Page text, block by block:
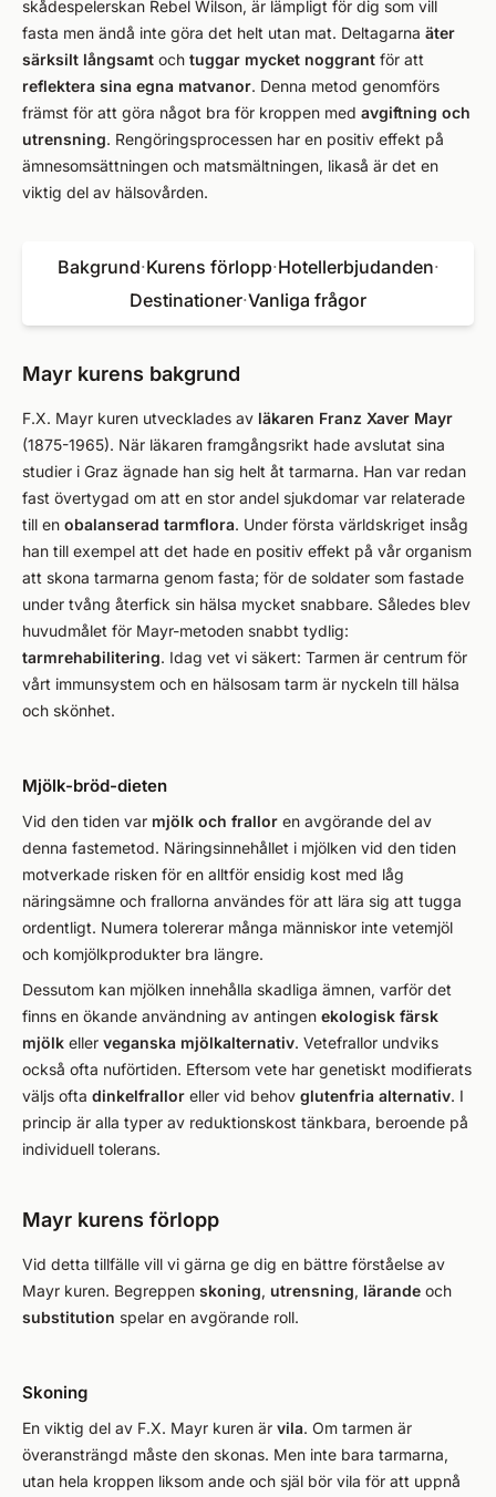
skådespelerskan Rebel Wilson, är lämpligt för dig som vill
fasta men ändå inte göra det helt utan mat. Deltagarna äter
särksilt långsamt och tuggar mycket noggrant för att
reflektera sina egna matvanor. Denna metod genomförs
främst för att göra något bra för kroppen med avgiftning och
utrensning. Rengöringsprocessen har en positiv effekt på
ämnesomsättningen och matsmältningen, likaså är det en
viktig del av hälsovården.
Bakgrund·Kurens förlopp·Hotellerbjudanden·
Destinationer·Vanliga frågor
Mayr kurens bakgrund
F.X. Mayr kuren utvecklades av läkaren Franz Xaver Mayr
(1875-1965). När läkaren framgångsrikt hade avslutat sina
studier i Graz ägnade han sig helt åt tarmarna. Han var redan
fast övertygad om att en stor andel sjukdomar var relaterade
till en obalanserad tarmflora. Under första världskriget insåg
han till exempel att det hade en positiv effekt på vår organism
att skona tarmarna genom fasta; för de soldater som fastade
under tvång återfick sin hälsa mycket snabbare. Således blev
huvudmålet för Mayr-metoden snabbt tydlig:
tarmrehabilitering. Idag vet vi säkert: Tarmen är centrum för
vårt immunsystem och en hälsosam tarm är nyckeln till hälsa
och skönhet.
Mjölk-bröd-dieten
Vid den tiden var mjölk och frallor en avgörande del av
denna fastemetod. Näringsinnehållet i mjölken vid den tiden
motverkade risken för en alltför ensidig kost med låg
näringsämne och frallorna användes för att lära sig att tugga
ordentligt. Numera tolererar många människor inte vetemjöl
och komjölkprodukter bra längre.
Dessutom kan mjölken innehålla skadliga ämnen, varför det
finns en ökande användning av antingen ekologisk färsk
mjölk eller veganska mjölkalternativ. Vetefrallor undviks
också ofta nuförtiden. Eftersom vete har genetiskt modifierats
väljs ofta dinkelfrallor eller vid behov glutenfria alternativ. I
princip är alla typer av reduktionskost tänkbara, beroende på
individuell tolerans.
Mayr kurens förlopp
Vid detta tillfälle vill vi gärna ge dig en bättre förståelse av
Mayr kuren. Begreppen skoning, utrensning, lärande och
substitution spelar en avgörande roll.
Skoning
En viktig del av F.X. Mayr kuren är vila. Om tarmen är
överansträngd måste den skonas. Men inte bara tarmarna,
utan hela kroppen liksom ande och själ bör vila för att uppnå